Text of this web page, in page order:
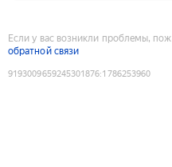
Если у вас возникли проблемы,
обратной связи
9193009659245301876:1786253960